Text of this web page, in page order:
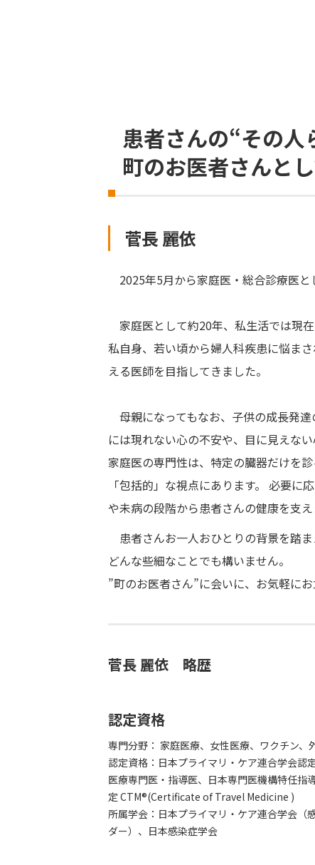
患者さんの“その人
町のお医者さんと
菅長 麗依
2025年5月から家庭医・総合診療医と
家庭医として約20年、私生活では現
私自身、若い頃から婦人科疾患に悩ま
える医師を目指してきました。
母親になってもなお、子供の成長発
には現れない心の不安や、目に見えな
家庭医の専門性は、特定の臓器だけを
「包括的」な視点にあります。 必要
や未病の段階から患者さんの健康を支え
患者さんお一人おひとりの背景を踏
どんな些細なことでも構いません。
”町のお医者さん”に会いに、お気軽にお
菅長 麗依 略歴
認定資格
専門分野： 家庭医療、女性医療、ワクチン、
認定資格：日本プライマリ・ケア連合学会認
医療専門医・指導医、日本専門医機構特任指
定 CTM®︎(Certificate of Travel Medicine )
所属学会：日本プライマリ・ケア連合学会（
ダー）、日本感染症学会